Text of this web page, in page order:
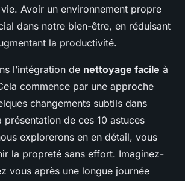
Avoir un environnement propre
dans notre bien-être, en réduisant
la productivité.
l’intégration de nettoyage facile à
commence par une approche
changements subtils dans
de ces 10 astuces
explorerons en en détail, vous
la propreté sans effort. Imaginez-
vous après une longue journée